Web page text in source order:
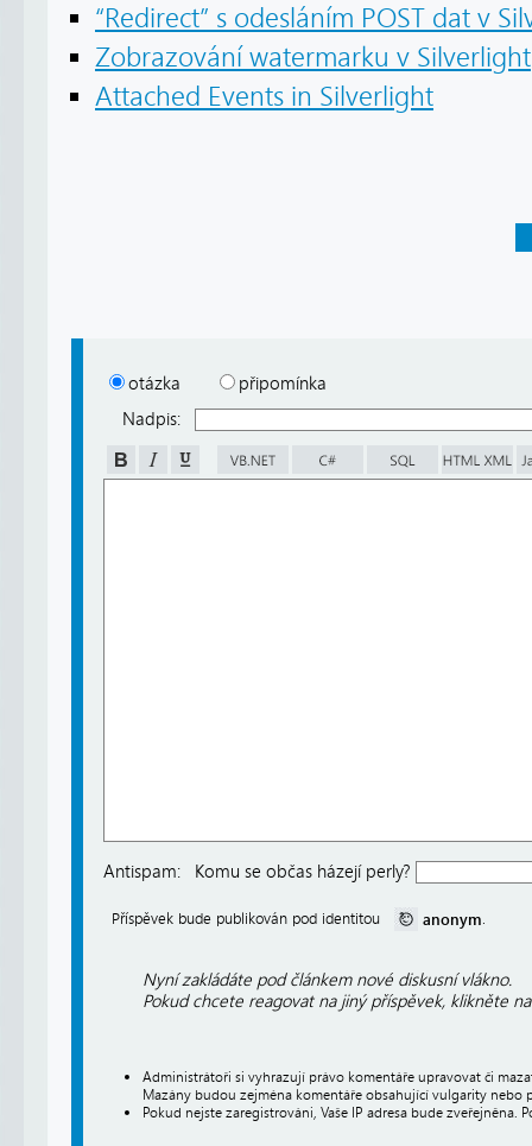
“Redirect” s odesláním POST dat v
Zobrazování watermarku v Silverlight
Attached Events in Silverlight
otázka
připomínka
Nadpis:
Antispam: Komu se občas házejí perly?
Příspěvek bude publikován pod identitou anonym.
Nyní zakládáte pod článkem nové diskusní vlákno.
Pokud chcete reagovat na jiný příspěvek, klikněte
Administrátoři si vyhrazují právo komentáře upravovat či
Mazány budou zejména komentáře obsahující vulgarity nebo
Pokud nejste zaregistrováni, Vaše IP adresa bude